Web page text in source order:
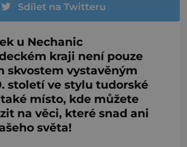
Sdílet na Twitteru
u Nechanic
kraji není pouze
skvostem vystavěným
století ve stylu tudorské
místo, kde můžete
na věci, které snad ani
světa!